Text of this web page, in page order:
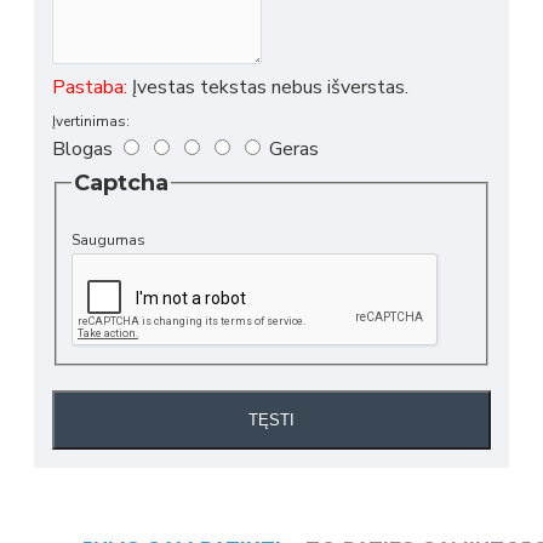
Pastaba: Įvestas tekstas nebus išverstas.
Įvertinimas:
Blogas
Geras
Captcha
Saugumas
TĘSTI